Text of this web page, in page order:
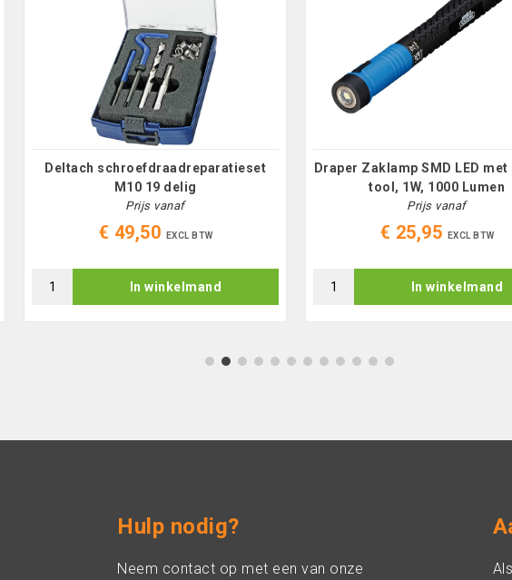
Deltach schroefdraadreparatieset
M10 19 delig
Prijs vanaf
€ 49,50 EXCL BTW
In winkelmand
Draper Zaklamp SMD LED
tool, 1W, 1000 Lumen
Prijs vanaf
€ 25,95 EXCL BTW
In winkelmand
1 2 3 4 5 6 7 8 9 10 11 12
Hulp nodig?
Neem contact op met een van onze